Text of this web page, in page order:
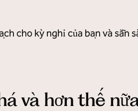
cho kỳ nghỉ của bạn và sẵn
và hơn thế